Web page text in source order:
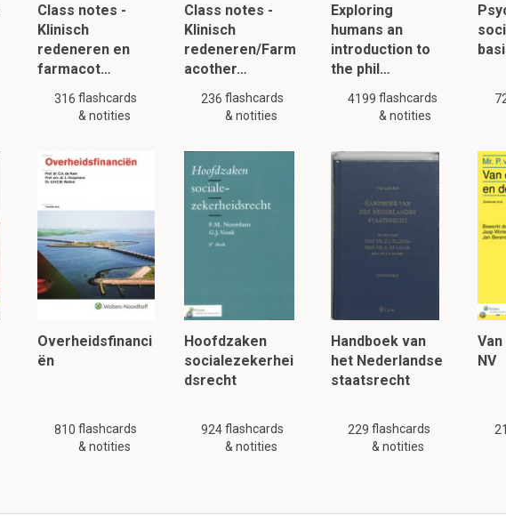
Class notes -
Klinisch
redeneren en
farmacot…
316 flashcards
& notities
Class notes -
Klinisch
redeneren/Farm
acother…
236 flashcards
& notities
Exploring
humans an
introduction to
the phil…
4199 flashcards
& notities
Overheidsfinanci
ën
810 flashcards
& notities
Hoofdzaken
socialezekerhei
dsrecht
924flashcards
& notities
Handboek van
het Nederlandse
staatsrecht
229 flashcards
& notities
Van
NV